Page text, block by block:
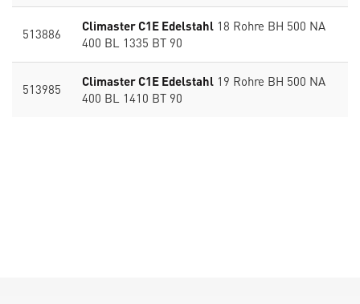
513886 Climaster C1E Edelstahl 18 Rohre BH 500 NA
400 BL 1335 BT 90
513985 Climaster C1E Edelstahl 19 Rohre BH 500 NA
400 BL 1410 BT 90